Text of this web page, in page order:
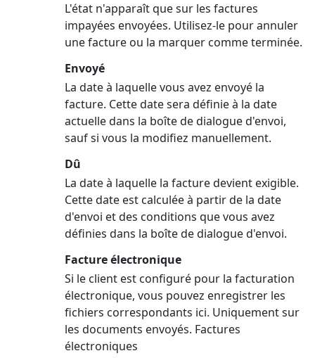
L'état n'apparaît que sur les factures
impayées envoyées. Utilisez-le pour annuler
une facture ou la marquer comme terminée.
Envoyé
La date à laquelle vous avez envoyé la
facture. Cette date sera définie à la date
actuelle dans la boîte de dialogue d'envoi,
sauf si vous la modifiez manuellement.
Dû
La date à laquelle la facture devient exigible.
Cette date est calculée à partir de la date
d'envoi et des conditions que vous avez
définies dans la boîte de dialogue d'envoi.
Facture électronique
Si le client est configuré pour la facturation
électronique, vous pouvez enregistrer les
fichiers correspondants ici. Uniquement sur
les documents envoyés. Factures
électroniques